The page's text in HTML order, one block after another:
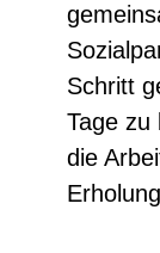
Schritt
Tage zu
die